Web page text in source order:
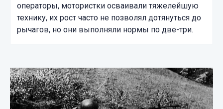
операторы, мотористки осваивали тяжелейшую
технику, их рост часто не позволял дотянуться до
рычагов, но они выполняли нормы по две-три.